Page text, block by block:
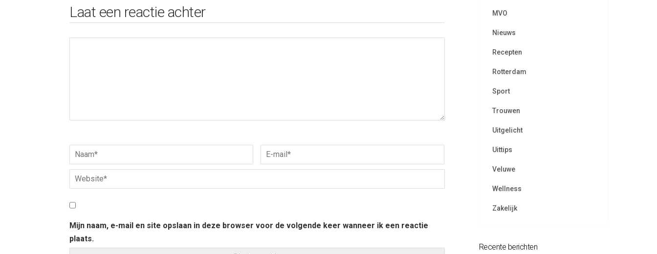
Laat een reactie achter
Mijn naam, e-mail en site opslaan in deze browser voor de volgende keer wanneer ik een reactie
plaats.
MVO
Nieuws
Recepten
Rotterdam
Sport
Trouwen
Uitgelicht
Uittips
Veluwe
Wellness
Zakelijk
Recente berichten